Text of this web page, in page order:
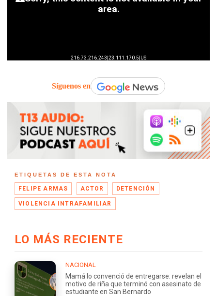
Síguenos en
ETIQUETAS DE ESTA NOTA
FELIPE ARMAS ACTOR DETENCIÓN
VIOLENCIA INTRAFAMILIAR
LO MÁS RECIENTE
NACIONAL
Mamá lo convenció de entregarse: revelan el
motivo de riña que terminó con asesinato de
estudiante en San Bernardo